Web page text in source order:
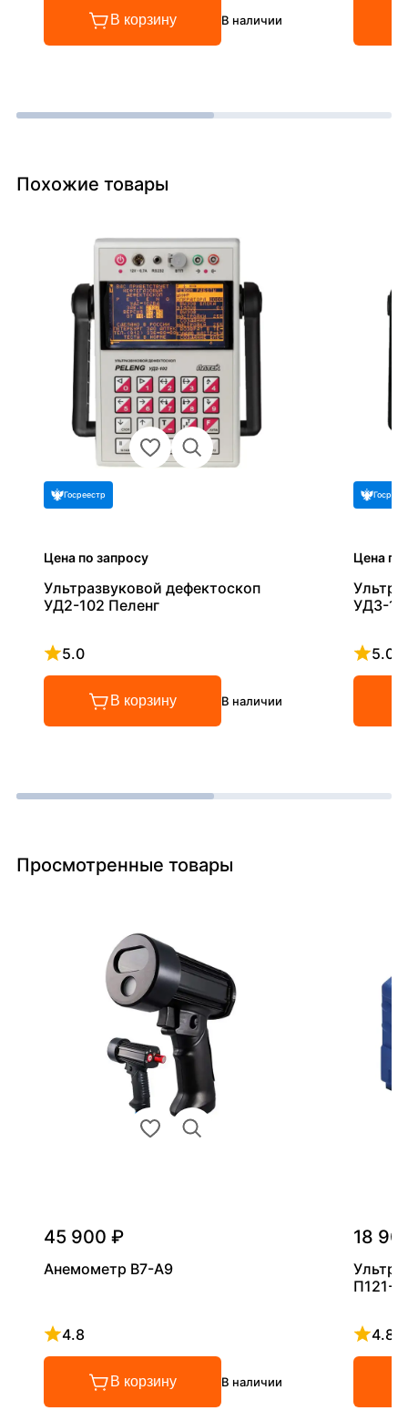
В корзину В наличии
Похожие товары
Госреестр
Цена по запросу
Ультразвуковой дефектоскоп
УД2-102 Пеленг
5.0
Рейтинг 5 из 5
В корзину В наличии
Цена по
УД3-
5.0
Просмотренные товары
45 900 ₽
Анемометр В7-А9
4.8
Рейтинг 4.8 из 5
В корзину В наличии
18
П121-
4.8